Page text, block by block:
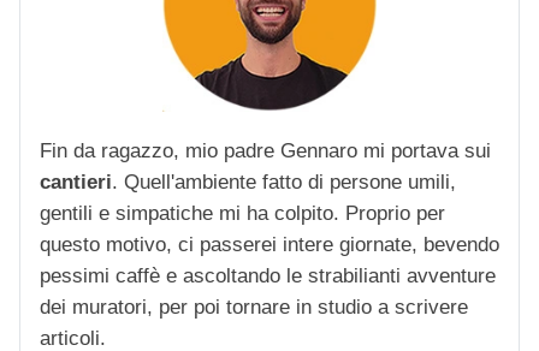
Fin da ragazzo, mio padre Gennaro mi portava sui
cantieri. Quell'ambiente fatto di persone umili,
gentili e simpatiche mi ha colpito. Proprio per
questo motivo, ci passerei intere giornate, bevendo
pessimi caffè e ascoltando le strabilianti avventure
dei muratori, per poi tornare in studio a scrivere
articoli.